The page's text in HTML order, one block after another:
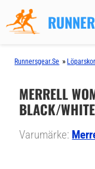
Runnersgear.se » Löparskor
MERRELL
BLACK/WHITE
Varumärke: